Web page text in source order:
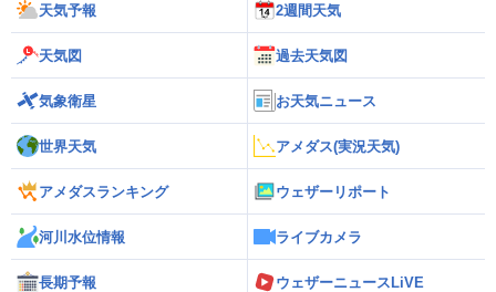
天気予報 2週間天気
天気図 過去天気図
気象衛星 お天気ニュース
世界天気 アメダス(実況天気)
アメダスランキング ウェザーリポート
河川水位情報 ライブカメラ
長期予報 ウェザーニュースLiVE